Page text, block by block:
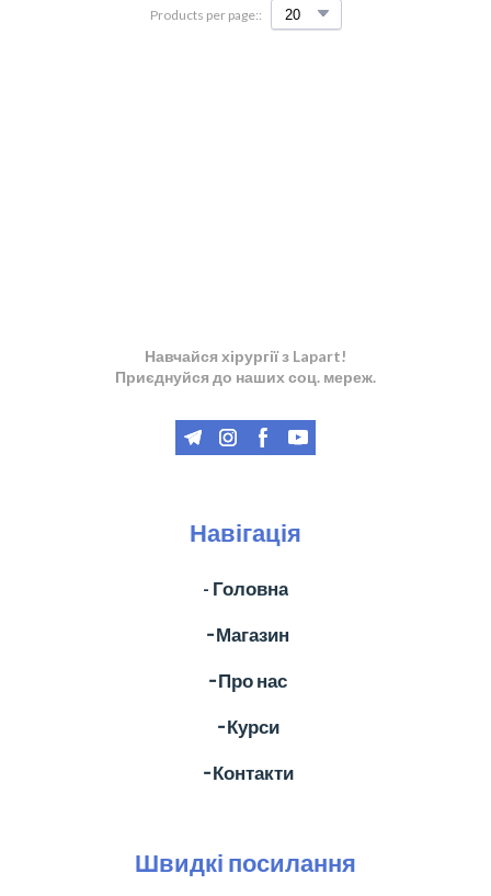
Products per page::
Навчайся хірургії з Lapart!
Приєднуйся до наших соц. мереж.
Навігація
- Головна
╶ Магазин
╶ Про нас
╶ Курси
╶ Контакти
Швидкі посилання